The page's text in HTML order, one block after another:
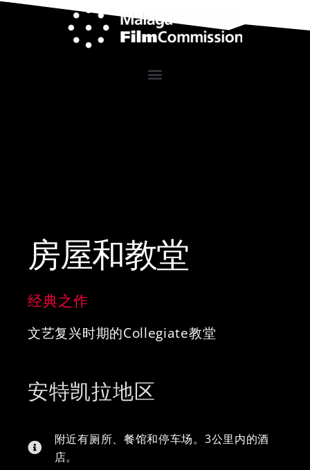
房屋和教堂
经典之作
文艺复兴时期的Collegiate教堂
安特凯拉地区
附近有厕所、餐馆和停车场。3公里内的酒
店。